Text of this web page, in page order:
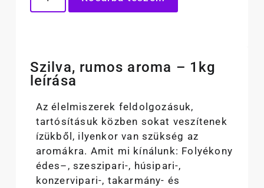
Szilva, rumos aroma – 1kg
leírása
Az élelmiszerek feldolgozásuk,
tartósításuk közben sokat veszítenek
ízükből, ilyenkor van szükség az
aromákra. Amit mi kínálunk: Folyékony
édes–, szeszipari-, húsipari-,
konzervipari-, takarmány- és